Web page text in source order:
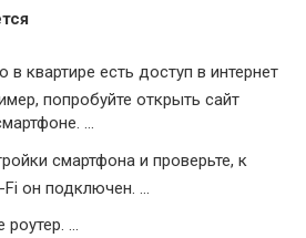
в квартире есть доступ в интернет
попробуйте открыть сайт
…
смартфона и проверьте, к
Fi он подключен. …
роутер. …